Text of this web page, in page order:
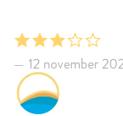
12 november